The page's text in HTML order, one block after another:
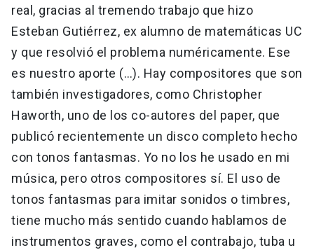
real, gracias al tremendo trabajo que hizo
Esteban Gutiérrez, ex alumno de matemáticas UC
y que resolvió el problema numéricamente. Ese
es nuestro aporte (…). Hay compositores que son
también investigadores, como Christopher
Haworth, uno de los co-autores del paper, que
publicó recientemente un disco completo hecho
con tonos fantasmas. Yo no los he usado en mi
música, pero otros compositores sí. El uso de
tonos fantasmas para imitar sonidos o timbres,
tiene mucho más sentido cuando hablamos de
instrumentos graves, como el contrabajo, tuba u